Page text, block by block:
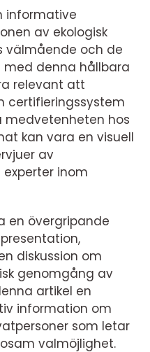
informative
av ekologisk
välmående och de
denna hållbara
relevant att
certifieringssystem
medvetenheten hos
kan vara en visuell
av
inom
en övergripande
diskussion om
genomgång av
artikel en
information om
som letar
valmöjlighet.